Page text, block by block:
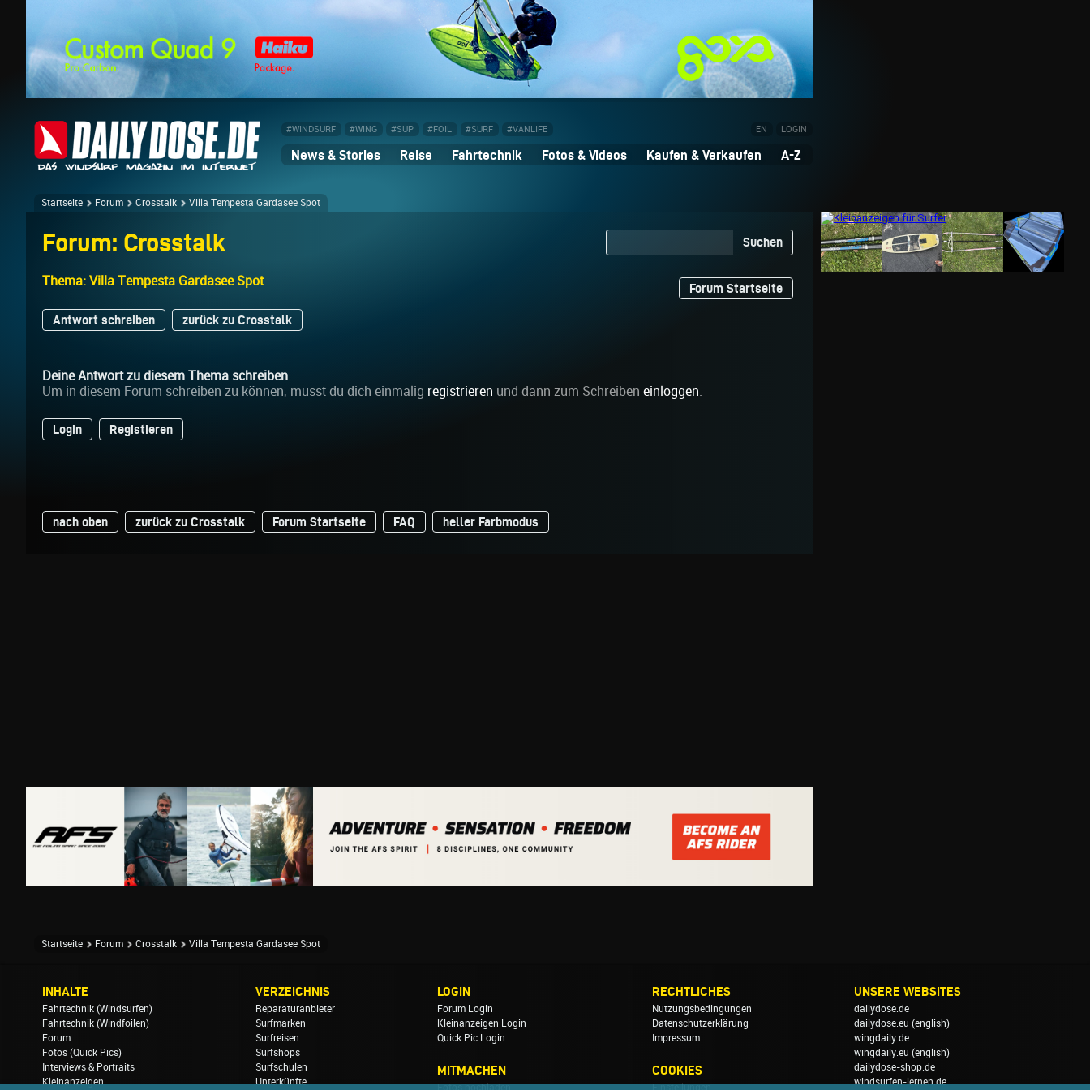
#WINDSURF #WING #SUP #FOIL #SURF #VANLIFE EN LOGIN
News & Stories Reise Fahrtechnik Fotos & Videos Kaufen & Verkaufen A-Z
Startseite Forum Crosstalk Villa Tempesta Gardasee Spot
Forum: Crosstalk Suchen
Thema: Villa Tempesta Gardasee Spot
Antwort schreiben zurück zu Crosstalk
Forum Startseite
Deine Antwort zu diesem Thema schreiben
Um in diesem Forum schreiben zu können, musst du dich einmalig registrieren und dann zum Schreiben einloggen.
Login Registieren
nach oben zurück zu Crosstalk Forum Startseite FAQ heller Farbmodus
Startseite Forum Crosstalk Villa Tempesta Gardasee Spot
INHALTE
Fahrtechnik (Windsurfen)
Fahrtechnik (Windfoilen)
Forum
Fotos (Quick Pics)
Interviews & Portraits
Kleinanzeigen
VERZEICHNIS
Reparaturanbieter
Surfmarken
Surfreisen
Surfshops
Surfschulen
Unterkünfte
LOGIN
Forum Login
Kleinanzeigen Login
Quick Pic Login
MITMACHEN
Fotos hochladen
RECHTLICHES
Nutzungsbedingungen
Datenschutzerklärung
Impressum
COOKIES
Einstellungen
UNSERE WEBSITES
dailydose.de
dailydose.eu (english)
wingdaily.de
wingdaily.eu (english)
dailydose-shop.de
windsurfen-lernen.de